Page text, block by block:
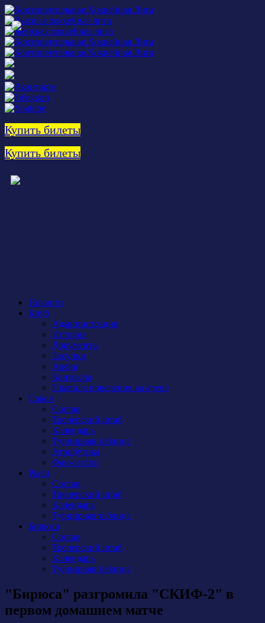
Купить билеты
Купить билеты
Новости
Клуб
Администрация
История
Документы
Закупки
Арена
Контакты
Правила поведения на арене
Сокол
Состав
Тренерский штаб
Календарь
Турнирная таблица
Атрибутика
Фан-сектор
Рыси
Состав
Тренерский штаб
Календарь
Турнирная таблица
Бирюса
Состав
Тренерский штаб
Календарь
Турнирная таблица
"Бирюса" разгромила "СКИФ-2" в
первом домашнем матче